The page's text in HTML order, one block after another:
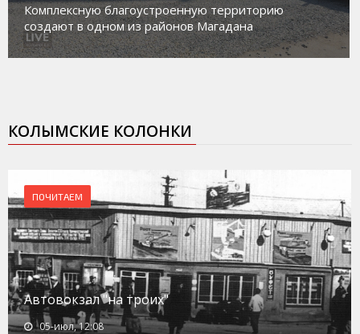
Комплексную благоустроенную территорию
создают в одном из районов Магадана
КОЛЫМСКИЕ КОЛОНКИ
ПОЧИТАЕМ
Автовокзал "на троих"
05-июл, 12:08